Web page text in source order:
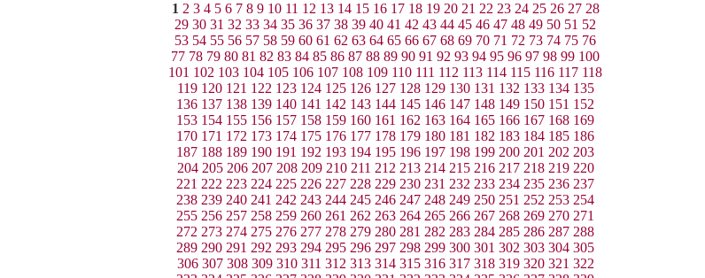
1 2 3 4 5 6 7 8 9 10 11 12 13 14 15 16 17 18 19 20 21 22 23 24 25 26 27 28
29 30 31 32 33 34 35 36 37 38 39 40 41 42 43 44 45 46 47 48 49 50 51 52
53 54 55 56 57 58 59 60 61 62 63 64 65 66 67 68 69 70 71 72 73 74 75 76
77 78 79 80 81 82 83 84 85 86 87 88 89 90 91 92 93 94 95 96 97 98 99 100
101 102 103 104 105 106 107 108 109 110 111 112 113 114 115 116 117 118
119 120 121 122 123 124 125 126 127 128 129 130 131 132 133 134 135
136 137 138 139 140 141 142 143 144 145 146 147 148 149 150 151 152
153 154 155 156 157 158 159 160 161 162 163 164 165 166 167 168 169
170 171 172 173 174 175 176 177 178 179 180 181 182 183 184 185 186
187 188 189 190 191 192 193 194 195 196 197 198 199 200 201 202 203
204 205 206 207 208 209 210 211 212 213 214 215 216 217 218 219 220
221 222 223 224 225 226 227 228 229 230 231 232 233 234 235 236 237
238 239 240 241 242 243 244 245 246 247 248 249 250 251 252 253 254
255 256 257 258 259 260 261 262 263 264 265 266 267 268 269 270 271
272 273 274 275 276 277 278 279 280 281 282 283 284 285 286 287 288
289 290 291 292 293 294 295 296 297 298 299 300 301 302 303 304 305
306 307 308 309 310 311 312 313 314 315 316 317 318 319 320 321 322